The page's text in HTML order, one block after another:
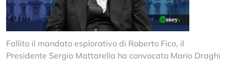
Fallito il mandato esplorativo di Roberto Fico, il
Presidente Sergio Mattarella ha convocato Mario Draghi